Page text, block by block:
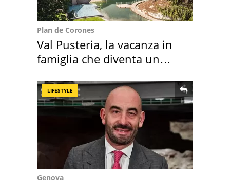
Plan de Corones
Val Pusteria, la vacanza in
famiglia che diventa un
LIFESTYLE
Genova